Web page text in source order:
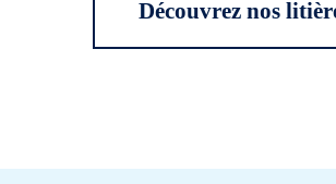
Découvrez nos